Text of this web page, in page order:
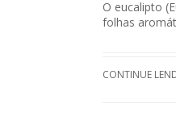
O eucalipto
folhas
CONTINUE